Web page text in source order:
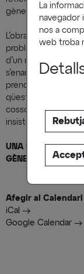
La
navegador
nos a
web troba
gènere establerts.
L’obra -que ha
problemàtica de
d’un noi que
s’enamora, que
prendre decisions.
qüestiona. És
cossos. I un gran ‘
insisteixen en
UNA REFLEXIÓ
GÈNERE
Afegir al Calendari
iCal
Google Calendar